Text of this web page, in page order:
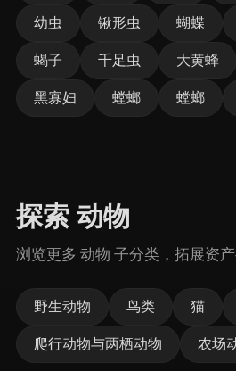
幼虫 锹形虫 蝴蝶
蝎子 千足虫 大黄蜂
黑寡妇 螳螂 螳螂
探索 动物
浏览更多 动物 子分类，拓展资产
野生动物 鸟类 猫
爬行动物与两栖动物 农场